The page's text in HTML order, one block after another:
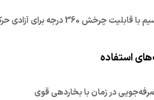
با قابلیت چرخش 360 درجه برای آزادی حرکت بیشتر
استفاده
در زمان با بخاردهی قوی